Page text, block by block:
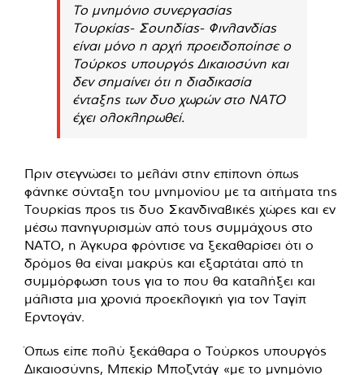
To μνημόνιο συνεργασίας
Τουρκίας- Σουηδίας- Φινλανδίας
είναι μόνο η αρχή προειδοποίησε ο
Τούρκος υπουργός Δικαιοσύνη και
δεν σημαίνει ότι η διαδικασία
ένταξης των δυο χωρών στο ΝΑΤΟ
έχει ολοκληρωθεί.
Πριν στεγνώσει το μελάνι στην επίπονη όπως
φάνηκε σύνταξη του μνημονίου με τα αιτήματα της
Τουρκίας προς τις δυο Σκανδιναβικές χώρες και εν
μέσω πανηγυρισμών από τους συμμάχους στο
ΝΑΤΟ, η Άγκυρα φρόντισε να ξεκαθαρίσει ότι ο
δρόμος θα είναι μακρύς και εξαρτάται από τη
συμμόρφωση τους για το που θα καταλήξει και
μάλιστα μια χρονιά προεκλογική για τον Ταγίπ
Ερντογάν.
Όπως είπε πολύ ξεκάθαρα ο Τούρκος υπουργός
Δικαιοσύνης, Μπεκίρ Μποζντάγ «με το μνημόνιο